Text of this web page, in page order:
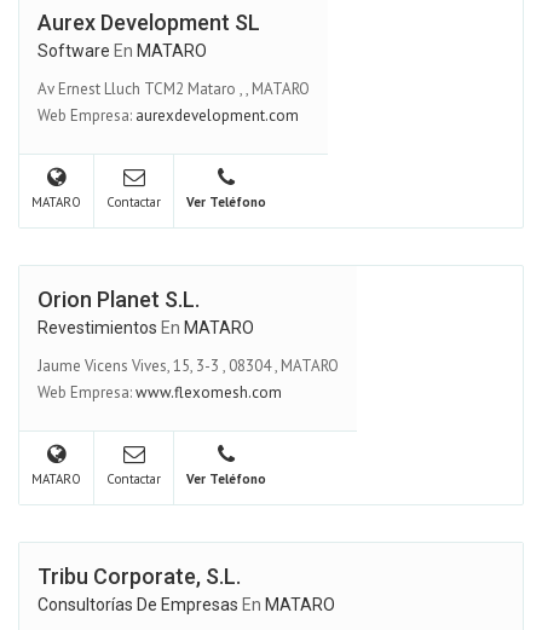
Aurex Development SL
Software En MATARO
Av Ernest Lluch TCM2 Mataro ,, MATARO
Web Empresa: aurexdevelopment.com
MATARO Contactar Ver Teléfono
Orion Planet S.L.
Revestimientos En MATARO
Jaume Vicens Vives, 15, 3-3 , 08304, MATARO
Web Empresa:www.flexomesh.com
MATARO Contactar Ver Teléfono
Tribu Corporate, S.L.
Consultorías De Empresas En MATARO